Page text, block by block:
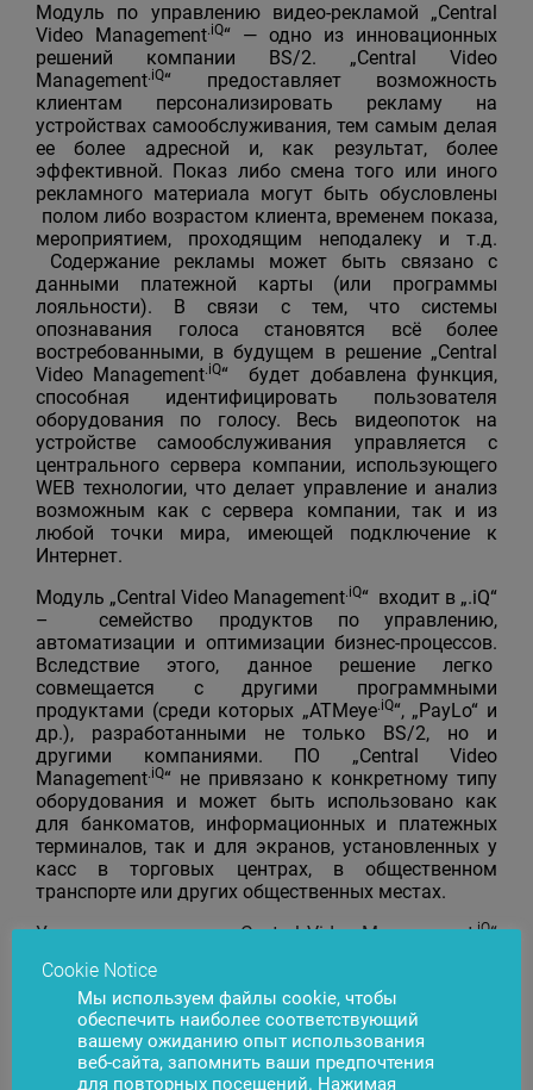
Модуль по управлению видео-рекламой „Central
Video Management.iQ“ — одно из инновационных
решений компании BS/2. „Central Video
Management.iQ“ предоставляет возможность
клиентам персонализировать рекламу на
устройствах самообслуживания, тем самым делая
ее более адресной и, как результат, более
эффективной. Показ либо смена того или иного
рекламного материала могут быть обусловлены
полом либо возрастом клиента, временем показа,
мероприятием, проходящим неподалеку и т.д.
Содержание рекламы может быть связано с
данными платежной карты (или программы
лояльности). В связи с тем, что системы
опознавания голоса становятся всё более
востребованными, в будущем в решение „Central
Video Management.iQ“ будет добавлена функция,
способная идентифицировать пользователя
оборудования по голосу. Весь видеопоток на
устройстве самообслуживания управляется с
центрального сервера компании, использующего
WEB технологии, что делает управление и анализ
возможным как с сервера компании, так и из
любой точки мира, имеющей подключение к
Интернет.
Модуль „Central Video Management.iQ“ входит в „.iQ“
– семейство продуктов по управлению,
автоматизации и оптимизации бизнес-процессов.
Вследствие этого, данное решение легко
совмещается с другими программными
продуктами (среди которых „ATMeye.iQ“, „PayLo“ и
др.), разработанными не только BS/2, но и
другими компаниями. ПО „Central Video
Management.iQ“ не привязано к конкретному типу
оборудования и может быть использовано как
для банкоматов, информационных и платежных
терминалов, так и для экранов, установленных у
касс в торговых центрах, в общественном
транспорте или других общественных местах.
Уникальное решение „Central Video Management.iQ“
предоставляет возможность в режиме реального
времени (on-line
которые показывает устройство, управлять ими —
менять настройки, накапливать статистические
данные о времени, количестве показываемых
сюжетов, осуществлять централизованное
Cookie Notice
Мы используем файлы cookie, чтобы
обеспечить наиболее соответствующий
вашему ожиданию опыт использования
веб-сайта, запомнить ваши предпочтения
для повторных посещений. Нажимая